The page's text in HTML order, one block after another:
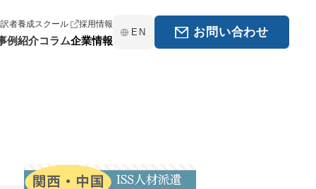
者養成スクール 採用情報
例紹介コラム企業情報
EN お問い合わせ